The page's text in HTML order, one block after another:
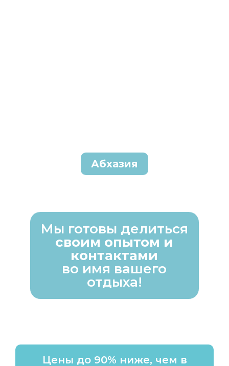
Абхазия
Мы готовы делиться
своим опытом и
контактами
во имя вашего
отдыха!
Цены до 90% ниже, чем в